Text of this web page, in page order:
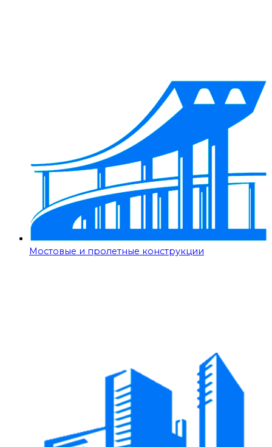
Мостовые и пролетные конструкции